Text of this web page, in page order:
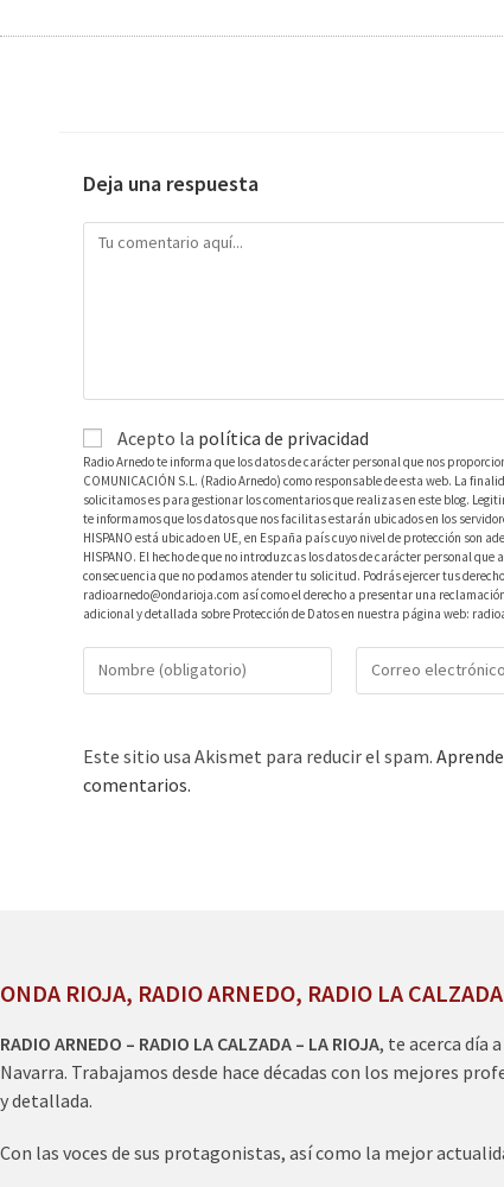
Deja una respuesta
Acepto la política de privacidad
Radio Arnedo te informa que los datos de carácter personal que nos
COMUNICACIÓN S.L. (Radio Arnedo) como responsable de esta web. La
solicitamos es para gestionar los comentarios que realizas en este blog.
te informamos que los datos que nos facilitas estarán ubicados en los
HISPANO está ubicado en UE, en España país cuyo nivel de protección son
HISPANO. El hecho de que no introduzcas los datos de carácter personal
consecuencia que no podamos atender tu solicitud. Podrás ejercer tus
radioarnedo@ondarioja.com así como el derecho a presentar una
adicional y detallada sobre Protección de Datos en nuestra página web:
Este sitio usa Akismet para reducir el spam.
comentarios.
ONDA RIOJA, RADIO ARNEDO, RADIO LA
RADIO ARNEDO – RADIO LA CALZADA – LA RIOJA, te acerca día
Navarra. Trabajamos desde hace décadas con los mejores
y detallada.
Con las voces de sus protagonistas, así como la mejor